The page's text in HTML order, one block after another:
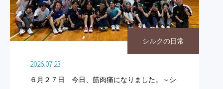
シルクの日常
2026.07.23
６月２７日 今日、筋肉痛になりました。～シ